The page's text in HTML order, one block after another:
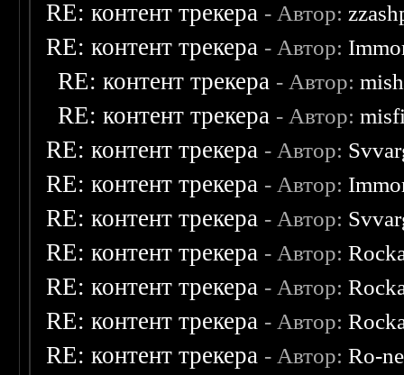
RE: контент трекера - Автор:
RE: контент трекера - Автор:
RE: контент трекера - Автор:
RE: контент трекера - Автор:
RE: контент трекера - Автор:
RE: контент трекера - Автор:
RE: контент трекера - Автор:
RE: контент трекера - Автор:
RE: контент трекера - Автор:
RE: контент трекера - Автор:
RE: контент трекера - Автор:Ro-